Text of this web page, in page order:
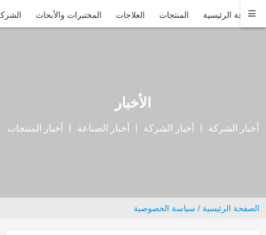
الصفحة الرئيسية المنتجات العلاجات المختبرات والأبحاث
الأخبار
أخبار الشركة 丨 أخبار الشركة 丨 أخبار الصناعة 丨 أخبار المنتجات
الصفحة الرئيسية / سياسة الخصوصية